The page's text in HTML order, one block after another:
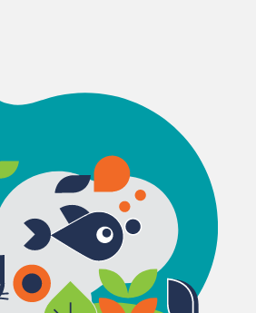
6,7133mg
1,5013mg
1,5029mg
5,886mcg